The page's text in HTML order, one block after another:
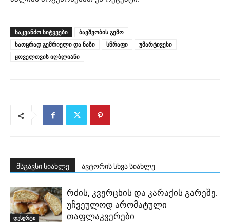
ᲡᲐᲙᲕᲐᲜᲫᲝ ᲡᲘᲢᲧᲕᲔᲑᲘ
ბავშვობის გემო
საოცრად გემრიელი და ნაზი
სწრაფი
უმარტივესი
ყოველთვის იღბლიანი
მსგავსი სიახლე ავტორის სხვა სიახლე
დესერტი
რძის, კვერცხის და კარაქის გარეშე.
უჩვეულოდ არომატული
თაფლაკვერები